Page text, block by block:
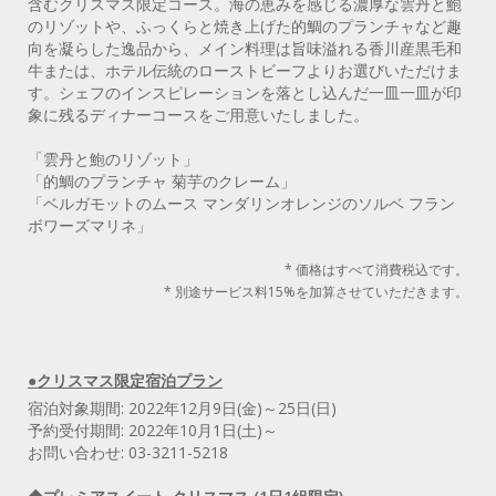
のリゾットや、ふっくらと焼き上げた的鯛のプランチャなど趣
向を凝らした逸品から、メイン料理は旨味溢れる香川産黒毛和
牛または、ホテル伝統のローストビーフよりお選びいただけま
す。シェフのインスピレーションを落とし込んだ一皿一皿が印
象に残るディナーコースをご用意いたしました。
「雲丹と鮑のリゾット」
「的鯛のプランチャ 菊芋のクレーム」
「ベルガモットのムース マンダリンオレンジのソルベ フラン
ボワーズマリネ」
* 価格はすべて消費税込です。
* 別途サービス料15%を加算させていただきます。
●クリスマス限定宿泊プラン
宿泊対象期間: 2022年12月9日(金)～25日(日)
予約受付期間: 2022年10月1日(土)～
お問い合わせ: 03-3211-5218